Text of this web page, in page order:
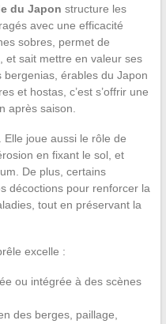
du Japon structure les
avec une efficacité
sobres, permet de
et sait mettre en valeur ses
érables du Japon
et hostas, c’est s’offrir une
après saison.
Elle joue aussi le rôle de
en fixant le sol, et
De plus, certains
décoctions pour renforcer la
tout en préservant la
excelle :
ou intégrée à des scènes
des berges, paillage,